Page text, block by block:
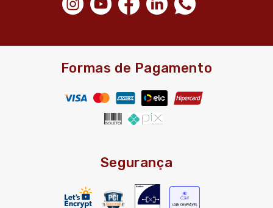
Formas de Pagamento
Segurança